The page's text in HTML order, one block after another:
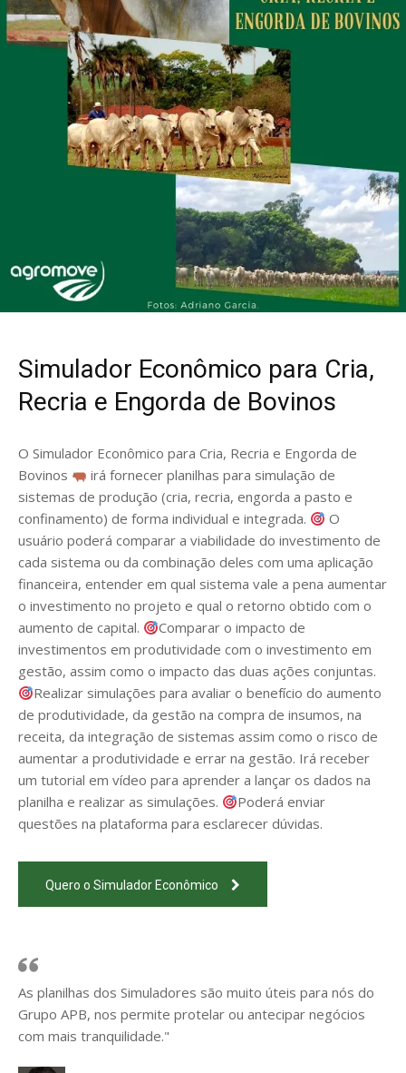
Simulador Econômico para Cria,
Recria e Engorda de Bovinos
O Simulador Econômico para Cria, Recria e Engorda de
Bovinos
irá fornecer planilhas para simulação de
sistemas de produção (cria, recria, engorda a pasto e
confinamento) de forma individual e integrada.
O
usuário poderá comparar a viabilidade do investimento de
cada sistema ou da combinação deles com uma aplicação
financeira, entender em qual sistema vale a pena aumentar
o investimento no projeto e qual o retorno obtido com o
aumento de capital.
Comparar o impacto de
investimentos em produtividade com o investimento em
gestão, assim como o impacto das duas ações conjuntas.
Realizar simulações para avaliar o benefício do aumento
de produtividade, da gestão na compra de insumos, na
receita, da integração de sistemas assim como o risco de
aumentar a produtividade e errar na gestão. Irá receber
um tutorial em vídeo para aprender a lançar os dados na
planilha e realizar as simulações.
Poderá enviar
questões na plataforma para esclarecer dúvidas.
Quero o Simulador Econômico
As planilhas dos Simuladores são muito úteis para nós do
Grupo APB, nos permite protelar ou antecipar negócios
com mais tranquilidade."